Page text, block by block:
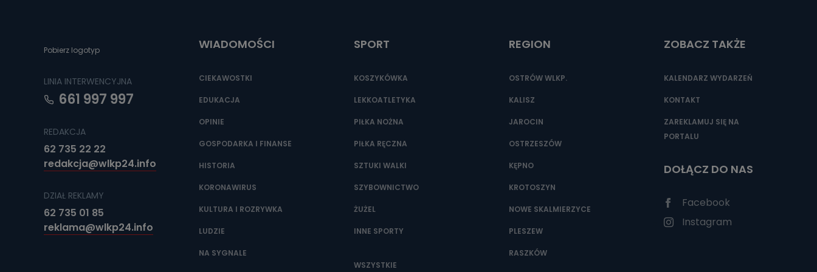
Pobierz logotyp
LINIA INTERWENCYJNA
661 997 997
REDAKCJA
62 735 22 22
redakcja@wlkp24.info
DZIAŁ REKLAMY
62 735 01 85
reklama@wlkp24.info
WIADOMOŚCI
CIEKAWOSTKI
EDUKACJA
OPINIE
GOSPODARKA I FINANSE
HISTORIA
KORONAWIRUS
KULTURA I ROZRYWKA
LUDZIE
NA SYGNALE
SPORT
KOSZYKÓWKA
LEKKOATLETYKA
PIŁKA NOŻNA
PIŁKA RĘCZNA
SZTUKI WALKI
SZYBOWNICTWO
ŻUŻEL
INNE SPORTY
WSZYSTKIE
REGION
OSTRÓW WLKP.
KALISZ
JAROCIN
OSTRZESZÓW
KĘPNO
KROTOSZYN
NOWE SKALMIERZYCE
PLESZEW
RASZKÓW
ZOBACZ TAKŻE
KALENDARZ WYDARZEŃ
KONTAKT
ZAREKLAMUJ SIĘ NA
PORTALU
DOŁĄCZ DO NAS
Facebook
Instagram